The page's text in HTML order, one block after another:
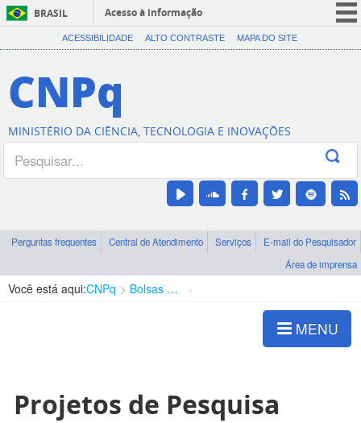
BRASIL
Acesso à informação
CORONAVÍRUS (COVID-19)
Canais
ACESSIBILIDADE ALTO CONTRASTE MAPA DO SITE
CNPq
MINISTÉRIO DA CIÊNCIA, TECNOLOGIA E INOVAÇÕES
Perguntas frequentes Central de Atendimento Serviços
E-mail do Pesquisador
Área de imprensa
Você está aqui:CNPq Bolsas e Auxílios Vigentes
MENU
Projetos de Pesquisa